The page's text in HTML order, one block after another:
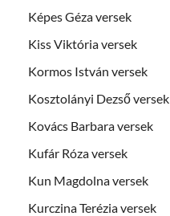
Képes Géza versek
Kiss Viktória versek
Kormos István versek
Kosztolányi Dezső versek
Kovács Barbara versek
Kufár Róza versek
Kun Magdolna versek
Kurczina Terézia versek